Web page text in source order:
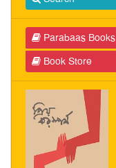
Parabaas Books
Book Store